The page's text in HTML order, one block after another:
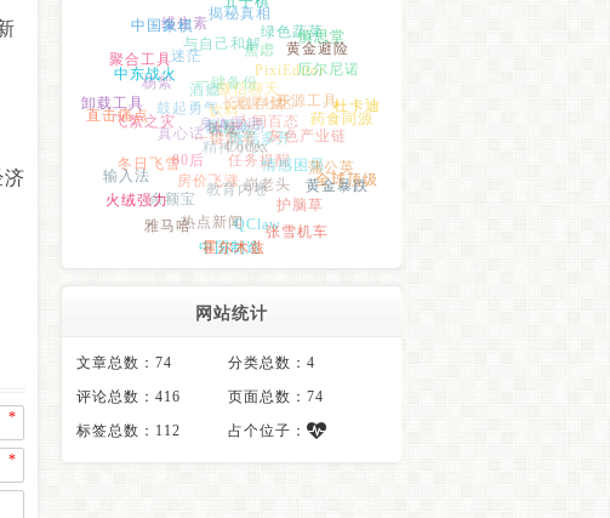
济
*
*
任务提醒
长鑫存储
饮料
肌酐
布洛芬
截图裁剪
身体重启
改变
一键部署
精神小伙
Codex
微信多开
人间百态
天涯社区
微信聊天
一键备份
酒瘾
鼓起勇气
真心话
80后
房价飞涨
教育内卷
崩老头
情感困局
灰色产业链
开源工具
PixiEditor
焦虑
与自己和解
迷茫
杨絮
飞絮之灾
冬日飞雪
余额宝
热点新闻
QClaw 护脑草
蒲公英
药食同源
厄尔尼诺
绿色蔬菜
揭秘真相
维生素
聚合工具
直击痛点
雅马哈
中国制造 张雪机车
全球顶级
杜卡迪
慎思堂
五子棋
中国象棋
卸载工具
火绒强力
霍尔木兹
黄金暴跌
黄金避险
中东战火
网站统计
文章总数：74
分类总数：4
评论总数：416
页面总数：74
标签总数：112
占个位子：